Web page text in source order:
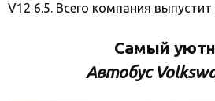
V12 6.5. Всего компания выпустит
Самый
Автобус